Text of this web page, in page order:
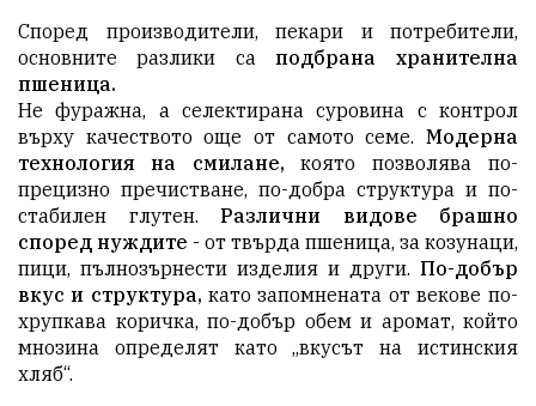
Според производители, пекари и потребители,
основните разлики са подбрана хранителна
пшеница.
Не фуражна, а селектирана суровина с контрол
върху качеството още от самото семе. Модерна
технология на смилане, която позволява по-
прецизно пречистване, по-добра структура и по-
стабилен глутен. Различни видове брашно
според нуждите - от твърда пшеница, за козунаци,
пици, пълнозърнести изделия и други. По-добър
вкус и структура, като запомнената от векове по-
хрупкава коричка, по-добър обем и аромат, който
мнозина определят като „вкусът на истинския
хляб“.